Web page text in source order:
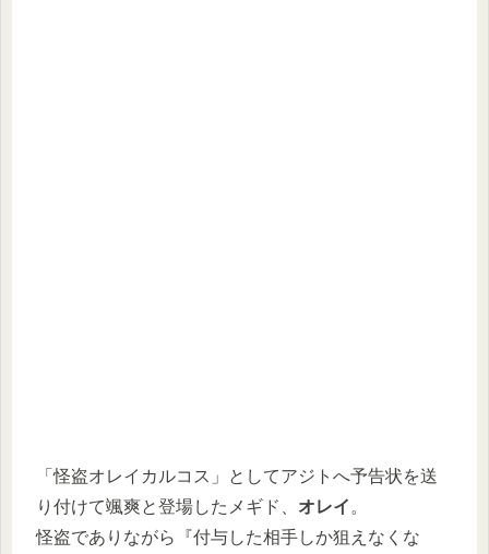
「怪盗オレイカルコス」としてアジトへ予告状を送
り付けて颯爽と登場したメギド、 オレイ 。
怪盗でありながら『付与した相手しか狙えなくな